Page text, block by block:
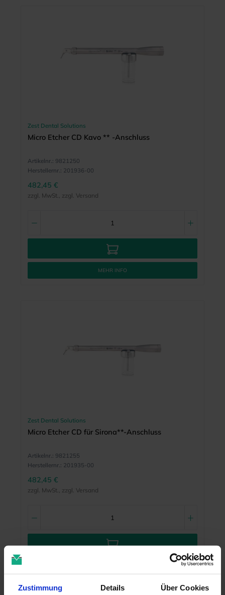
Zustimmung Details Über Cookies
Zest Dental Solutions
Micro Etcher CD Kavo ** -Anschluss
Artikelnr.: 9821250
Herstellernr.: 201936-00
482,45 €
zzgl. MwSt., zzgl. Versand
MEHR INFO
Zest Dental Solutions
Micro Etcher CD für Sirona**-Anschluss
Artikelnr.: 9821255
Herstellernr.: 201935-00
482,45 €
zzgl. MwSt., zzgl. Versand